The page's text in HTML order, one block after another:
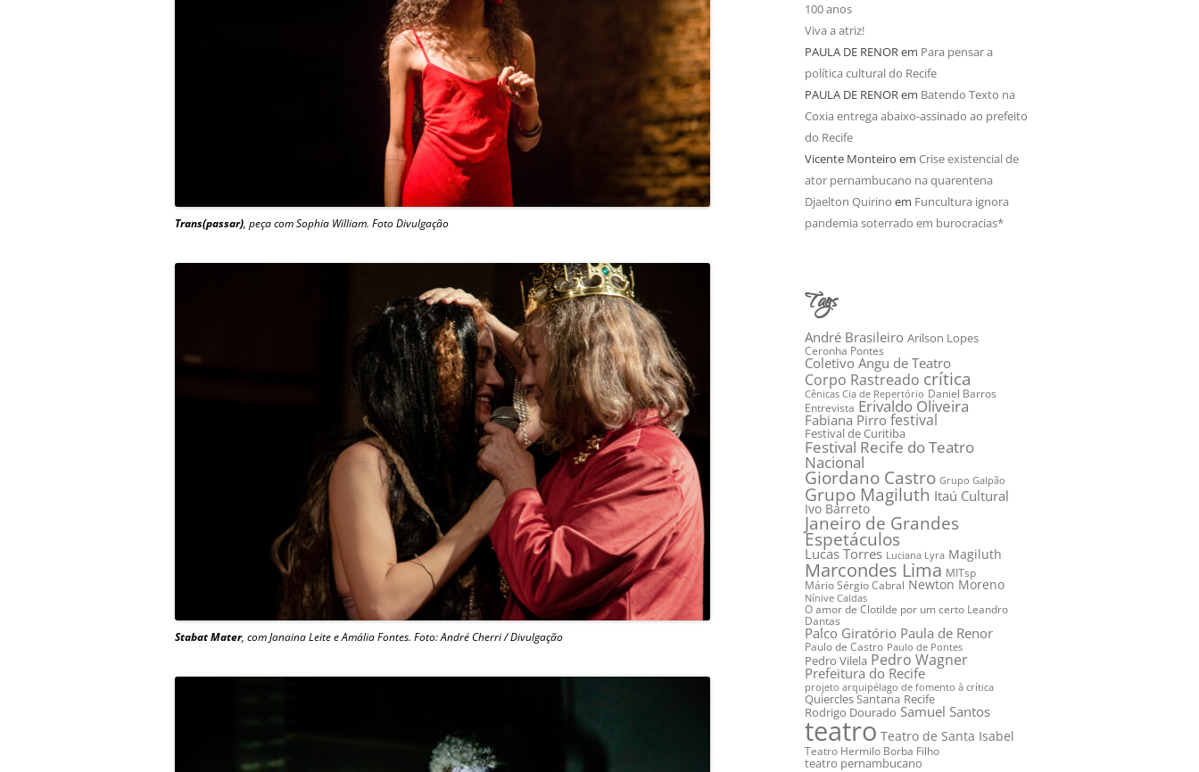
Trans(passar), peça com Sophia William. Foto Divulgação
Stabat Mater, com Janaina Leite e Amália Fontes. Foto: André Cherri / Divulgação
100 anos
Viva a atriz!
PAULA DE RENORem Para pensar a
política cultural do Recife
PAULA DE RENORem Batendo Texto na
Coxia entrega abaixo-assinado ao prefeito
do Recife
Vicente Monteiro em Crise existencial de
ator pernambucano na quarentena
Djaelton Quirino em Funcultura ignora
pandemia soterrado em burocracias*
Tags
André Brasileiro Arilson Lopes
Ceronha Pontes
Coletivo Angu de Teatro
Corpo Rastreado crítica
Cênicas Cia de Repertório Daniel Barros
Entrevista Erivaldo Oliveira
Fabiana Pirro festival
Festival de Curitiba
Festival Recife do Teatro
Nacional
Giordano Castro Grupo Galpão
Grupo Magiluth Itaú Cultural
Ivo Barreto
Janeiro de Grandes
Espetáculos
Lucas Torres Luciana Lyra Magiluth
Marcondes Lima MITsp
Mário Sérgio Cabral Newton Moreno
Nínive Caldas
O amor de Clotilde por um certo Leandro
Dantas
Palco Giratório Paula de Renor
Paulo de Castro Paulo de Pontes
Pedro Vilela Pedro Wagner
Prefeitura do Recife
projeto arquipélago de fomento à crítica
Quiercles Santana Recife
Rodrigo Dourado Samuel Santos
teatro Teatro de Santa Isabel
Teatro Hermilo Borba Filho
teatro pernambucano